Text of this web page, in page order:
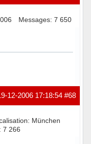
Messages: 7 650
#68
12-2006 17:18:54
München
7 266